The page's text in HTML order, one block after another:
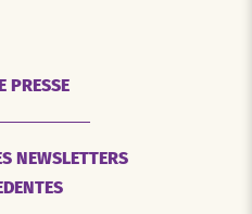
PRESSE
NEWSLETTERS